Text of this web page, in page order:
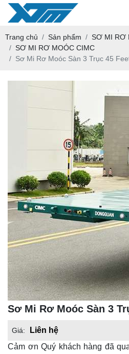
Trang chủ Sản phẩm
SƠ MI RƠ
SƠ MI RƠ MOÓC CIMC
Sơ Mi Rơ Moóc Sàn 3 Trục 45
Sơ Mi Rơ Moóc Sàn 3
Giá:
Liên hệ
Cảm ơn Quý khách hàng đã